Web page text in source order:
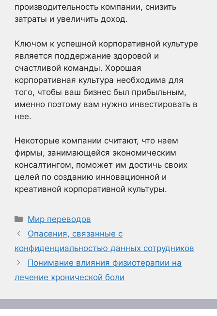
производительность компании, снизить
затраты и увеличить доход.
Ключом к успешной корпоративной культуре
является поддержание здоровой и
счастливой команды. Хорошая
корпоративная культура необходима для
того, чтобы ваш бизнес был прибыльным,
именно поэтому вам нужно инвестировать в
нее.
Некоторые компании считают, что наем
фирмы, занимающейся экономическим
консалтингом, поможет им достичь своих
целей по созданию инновационной и
креативной корпоративной культуры.
Рубрики
Мир переводов
Опасения, связанные с
конфиденциальностью данных сотрудников
Понимание влияния физиотерапии на
лечение хронической боли